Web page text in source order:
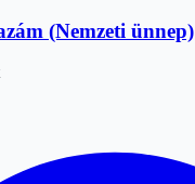
(Nemzeti ünnep)